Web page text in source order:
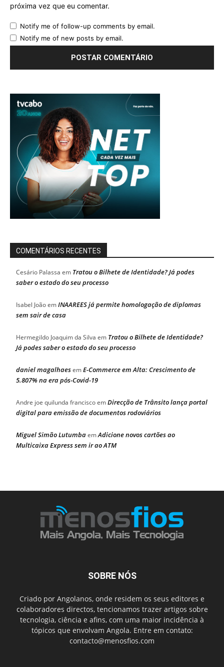
próxima vez que eu comentar.
Notify me of follow-up comments by email.
Notify me of new posts by email.
COMENTÁRIOS RECENTES
Cesário Palassa em Tratou o Bilhete de Identidade? Já podes
saber o estado do seu processo
Isabel JoãoemINAAREES já permite homologação de diplomas
sem sair de casa
Hermegildo Joaquim da Silva em Tratou o Bilhete de Identidade?
Já podes saber o estado do seu processo
daniel magalhaesemE-Commerce em Alta: Crescimento de
5.807% na era pós-Covid-19
Andre joe quilunda franciscoemDirecção de Trânsito lança portal
digital para emissão de documentos rodoviários
Miguel Simão LutumbaemAdicione novos cartões ao
Multicaixa Express sem ir ao ATM
SOBRE NÓS
Criado por Angolanos, onde residem os seus editores e
colaboradores directos, tencionamos trazer artigos sobre
tecnologia, ciência e afins, com uma maior incidência à
tópicos que envolvam Angola. Entre em contato:
contacto@menosfios.com